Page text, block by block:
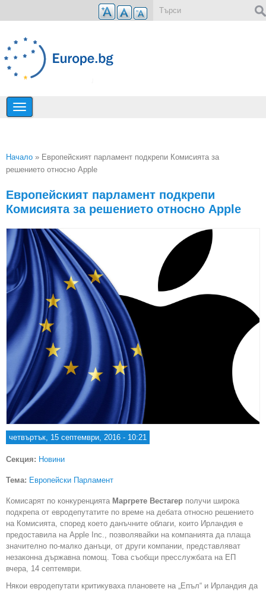
Премини към основното съдържание
Вие сте тук
Начало » Европейският парламент подкрепи Комисията за
решението относно Apple
Европейският парламент подкрепи
Комисията за решението относно Apple
четвъртък, 15 септември, 2016 - 10:21
Секция: Новини
Тема: Европейски Парламент
Комисарят по конкуренцията Маргрете Вестагер получи широка
подкрепа от евродепутатите по време на дебата относно решението
на Комисията, според което данъчните облаги, които Ирландия е
предоставила на Apple Inc., позволявайки на компанията да плаща
значително по-малко данъци, от други компании, представляват
незаконна държавна помощ. Това съобщи пресслужбата на ЕП
вчера, 14 септември.
Някои евродепутати критикуваха плановете на „Епъл“ и Ирландия да